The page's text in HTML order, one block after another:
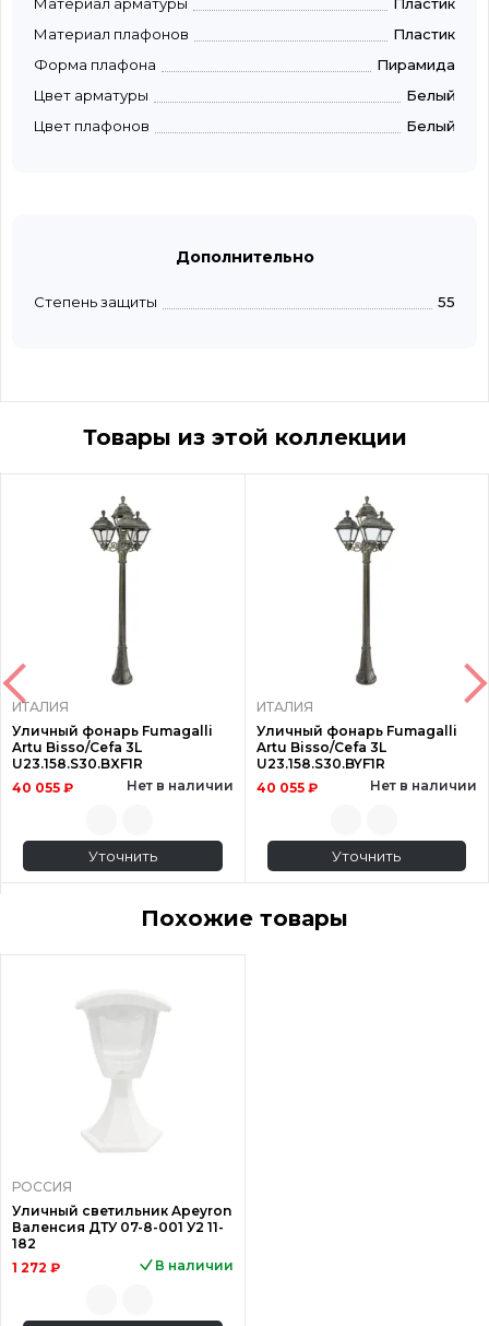
Материал плафонов
Пластик
Форма плафона
Пирамида
Цвет арматуры
Белый
Цвет плафонов
Белый
Дополнительно
Степень защиты 55
Товары из этой коллекции
ИТАЛИЯ
Уличный фонарь Fumagalli
Artu Bisso/Cefa 3L
U23.158.S30.BXF1R
40 055 ₽
Нет в наличии
Уточнить
ИТАЛИЯ
Уличный фонарь Fumagalli
Artu Bisso/Cefa 3L
U23.158.S30.BYF1R
40 055 ₽
Нет в наличии
Уточнить
Похожие товары
РОССИЯ
Уличный светильник Apeyron
Валенсия ДТУ 07-8-001 У2 11-
182
1 272 ₽
В наличии